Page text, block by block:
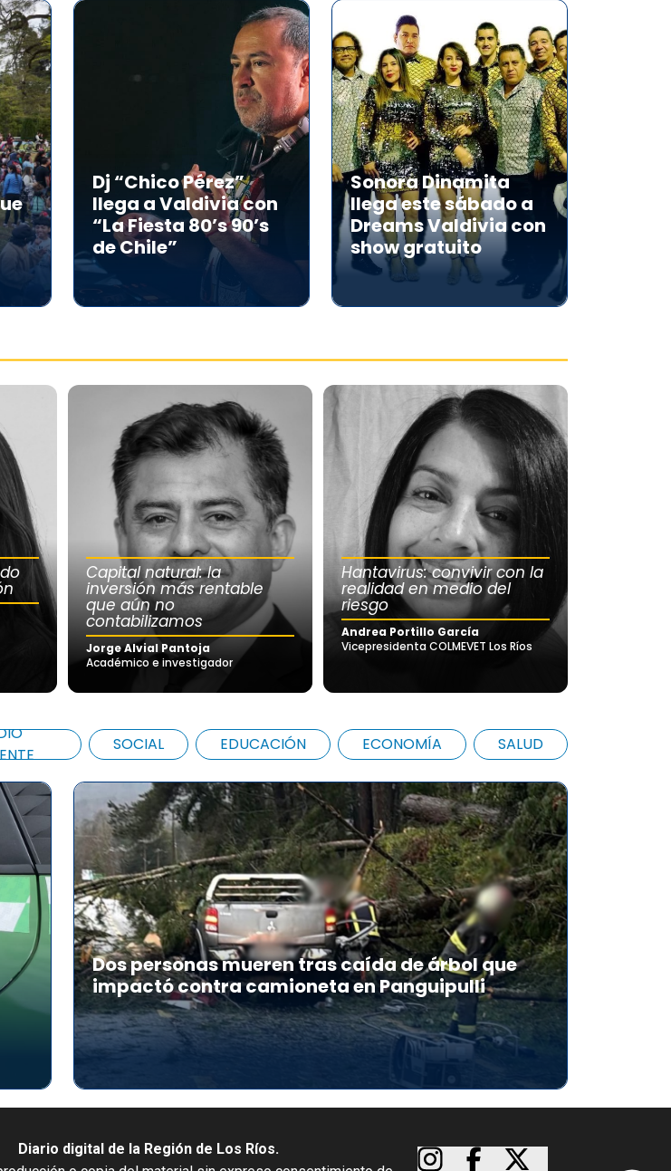
Dj “Chico Pérez”
llega a Valdivia con
“La Fiesta 80’s 90’s
de Chile”
Sonora Dinamita
llega este sábado a
Dreams Valdivia con
show gratuito
Capital natural: la
inversión más rentable
que aún no
contabilizamos
Jorge Alvial Pantoja
Académico e investigador
Hantavirus: convivir con la
realidad en medio del
riesgo
Andrea Portillo García
Vicepresidenta COLMEVET Los Ríos
SOCIAL EDUCACIÓN ECONOMÍA SALUD
Dos personas mueren tras caída de árbol que
impactó contra camioneta en Panguipulli
Diario digital de la Región de Los Ríos.